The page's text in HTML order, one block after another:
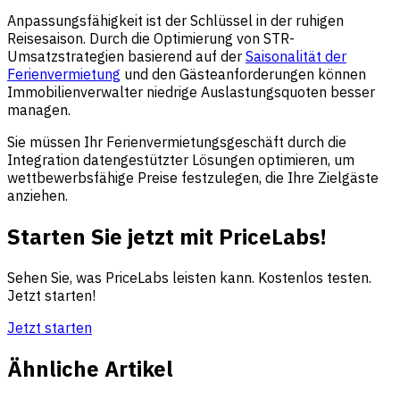
Anpassungsfähigkeit ist der Schlüssel in der ruhigen
Reisesaison. Durch die Optimierung von STR-
Umsatzstrategien basierend auf der Saisonalität der
Ferienvermietung und den Gästeanforderungen können
Immobilienverwalter niedrige Auslastungsquoten besser
managen.
Sie müssen Ihr Ferienvermietungsgeschäft durch die
Integration datengestützter Lösungen optimieren, um
wettbewerbsfähige Preise festzulegen, die Ihre Zielgäste
anziehen.
Starten Sie jetzt mit PriceLabs!
Sehen Sie, was PriceLabs leisten kann. Kostenlos testen.
Jetzt starten!
Jetzt starten
Ähnliche Artikel